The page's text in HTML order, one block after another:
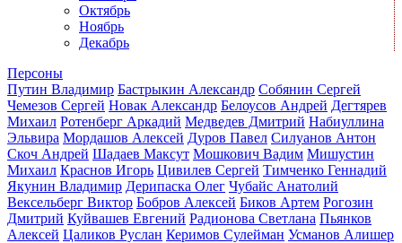
Октябрь
Ноябрь
Декабрь
Персоны
Путин Владимир Бастрыкин Александр Собянин Сергей
Чемезов Сергей Новак Александр Белоусов Андрей Дегтярев
Михаил Ротенберг Аркадий Медведев Дмитрий Набиуллина
Эльвира Мордашов Алексей Дуров Павел Силуанов Антон
Скоч Андрей Шадаев Максут Мошкович Вадим Мишустин
Михаил Краснов Игорь Цивилев Сергей Тимченко Геннадий
Якунин Владимир Дерипаска Олег Чубайс Анатолий
Вексельберг Виктор Бобров Алексей Биков Артем Рогозин
Дмитрий Куйвашев Евгений Радионова Светлана Пьянков
Алексей Цаликов Руслан Керимов Сулейман Усманов Алишер